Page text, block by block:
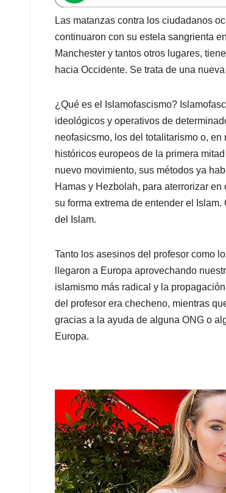
s
A
p
p
b
o
o
k
e
d
I
n
l
a
d
s
Las matanzas contra los ciudadanos
continuaron con su estela sangrienta
Manchester y tantos otros lugares,
hacia Occidente. Se trata de una
¿Qué es el Islamofascismo?
ideológicos y operativos de
neofasicsmo, los del totalitarismo o,
históricos europeos de la primera
nuevo movimiento, sus métodos ya
Hamas y Hezbolah, para aterrorizar
su forma extrema de entender el
del Islam.
Tanto los asesinos del profesor como
llegaron a Europa aprovechando
islamismo más radical y la
del profesor era checheno, mientras
gracias a la ayuda de alguna ONG o
Europa.